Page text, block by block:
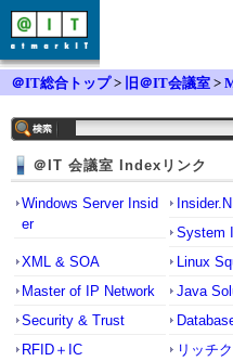
＠IT総合トップ> 旧＠IT会議室 >
＠IT 会議室 Indexリンク
Windows Server Insid
er
System
XML & SOA
Linux
Master of IP Network
Java
Security & Trust
RFID＋IC
リッチ